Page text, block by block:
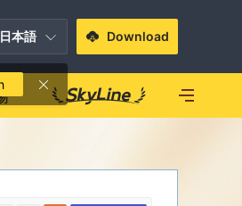
日本語 Download